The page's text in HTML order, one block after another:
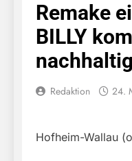
Remake
BILLY
Redaktion 24.
Hofheim-Wallau